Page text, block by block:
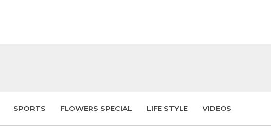
SPORTS FLOWERS SPECIAL LIFE STYLE VIDEOS